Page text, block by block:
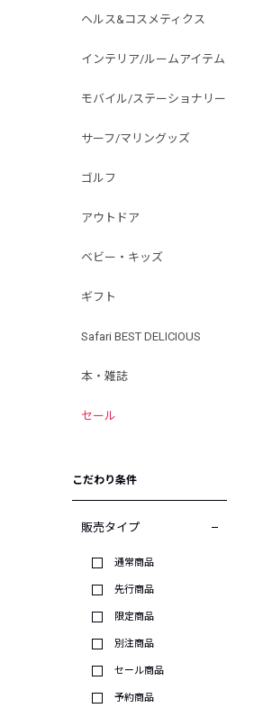
ヘルス&コスメティクス
インテリア/ルームアイテム
モバイル/ステーショナリー
サーフ/マリングッズ
ゴルフ
アウトドア
ベビー・キッズ
ギフト
Safari BEST DELICIOUS
本・雑誌
セール
こだわり条件
販売タイプ
通常商品
先行商品
限定商品
別注商品
セール商品
予約商品